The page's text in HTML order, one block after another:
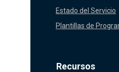
Recursos
Plantillas de
Estado del Servicio